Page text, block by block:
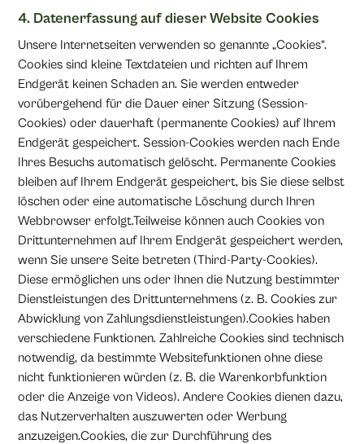
4. Datenerfassung auf dieser Website Cookies
Unsere Internetseiten verwenden so genannte „Cookies“.
Cookies sind kleine Textdateien und richten auf Ihrem
Endgerät keinen Schaden an. Sie werden entweder
vorübergehend für die Dauer einer Sitzung (Session-
Cookies) oder dauerhaft (permanente Cookies) auf Ihrem
Endgerät gespeichert. Session-Cookies werden nach Ende
Ihres Besuchs automatisch gelöscht. Permanente Cookies
bleiben auf Ihrem Endgerät gespeichert, bis Sie diese selbst
löschen oder eine automatische Löschung durch Ihren
Webbrowser erfolgt.Teilweise können auch Cookies von
Drittunternehmen auf Ihrem Endgerät gespeichert werden,
wenn Sie unsere Seite betreten (Third-Party-Cookies).
Diese ermöglichen uns oder Ihnen die Nutzung bestimmter
Dienstleistungen des Drittunternehmens (z. B. Cookies zur
Abwicklung von Zahlungsdienstleistungen).Cookies haben
verschiedene Funktionen. Zahlreiche Cookies sind technisch
notwendig, da bestimmte Websitefunktionen ohne diese
nicht funktionieren würden (z. B. die Warenkorbfunktion
oder die Anzeige von Videos). Andere Cookies dienen dazu,
das Nutzerverhalten auszuwerten oder Werbung
anzuzeigen.Cookies, die zur Durchführung des